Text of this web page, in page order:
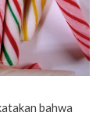
bahwa